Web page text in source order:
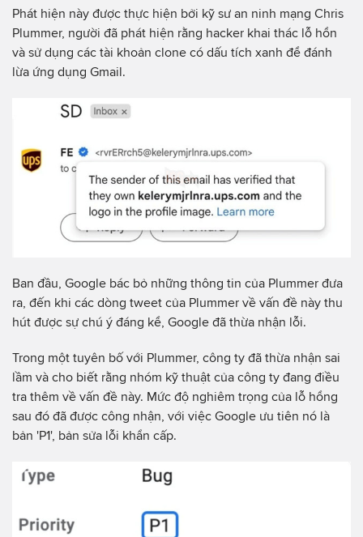
Phát hiện này được thực hiện bởi kỹ sư an ninh mạng Chris
Plummer, người đã phát hiện rằng hacker khai thác lỗ hổn
và sử dụng các tài khoản clone có dấu tích xanh để đánh
lừa ứng dụng Gmail.
Ban đầu, Google bác bỏ những thông tin của Plummer đưa
ra, đến khi các dòng tweet của Plummer về vấn đề này thu
hút được sự chú ý đáng kể, Google đã thừa nhận lỗi.
Trong một tuyên bố với Plummer, công ty đã thừa nhận sai
lầm và cho biết rằng nhóm kỹ thuật của công ty đang điều
tra thêm về vấn đề này. Mức độ nghiêm trọng của lỗ hổng
sau đó đã được công nhận, với việc Google ưu tiên nó là
bản 'P1', bản sửa lỗi khẩn cấp.